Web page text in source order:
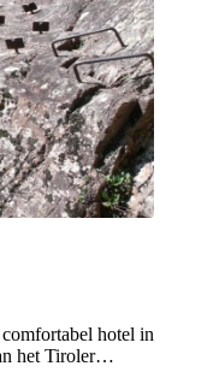
hotel in
het Tiroler